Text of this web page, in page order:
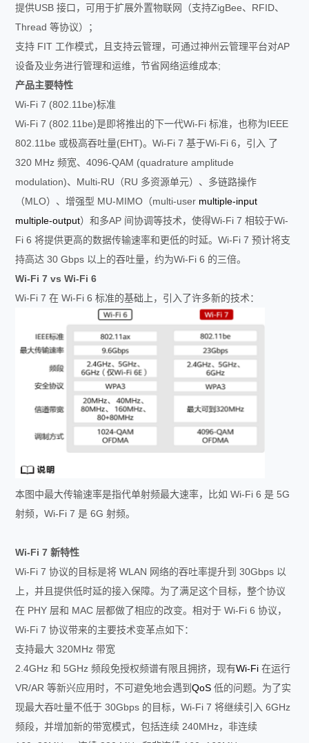
提供USB 接口，可用于扩展外置物联网（支持ZigBee、RFID、
Thread 等协议）；
支持 FIT 工作模式，且支持云管理，可通过神州云管理平台对AP
设备及业务进行管理和运维，节省网络运维成本;
产品主要特性
Wi-Fi 7 (802.11be)标准
Wi-Fi 7 (802.11be)是即将推出的下一代Wi-Fi 标准，也称为IEEE
802.11be 或极高吞吐量(EHT)。Wi-Fi 7 基于Wi-Fi 6，引入 了
320 MHz 频宽、4096-QAM (quadrature amplitude
modulation)、Multi-RU（RU 多资源单元）、多链路操作
（MLO）、增强型 MU-MIMO（multi-user multiple-input
multiple-output）和多AP 间协调等技术，使得Wi-Fi 7 相较于Wi-
Fi 6 将提供更高的数据传输速率和更低的时延。Wi-Fi 7 预计将支
持高达 30 Gbps 以上的吞吐量，约为Wi-Fi 6 的三倍。
Wi-Fi 7 vs Wi-Fi 6
Wi-Fi 7 在 Wi-Fi 6 标准的基础上，引入了许多新的技术：
本图中最大传输速率是指代单射频最大速率，比如 Wi-Fi 6 是 5G
射频，Wi-Fi 7 是 6G 射频。
Wi-Fi 7新特性
Wi-Fi 7 协议的目标是将 WLAN 网络的吞吐率提升到 30Gbps 以
上，并且提供低时延的接入保障。为了满足这个目标，整个协议
在 PHY 层和 MAC 层都做了相应的改变。相对于 Wi-Fi 6 协议，
Wi-Fi 7 协议带来的主要技术变革点如下：
支持最大 320MHz 带宽
2.4GHz 和 5GHz 频段免授权频谱有限且拥挤，现有Wi-Fi 在运行
VR/AR 等新兴应用时，不可避免地会遇到QoS 低的问题。为了实
现最大吞吐量不低于 30Gbps 的目标，Wi-Fi 7 将继续引入 6GHz
频段，并增加新的带宽模式，包括连续 240MHz，非连续